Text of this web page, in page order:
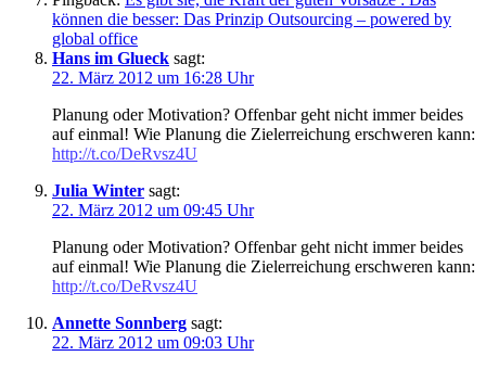
können die besser: Das Prinzip Outsourcing – powered by
global office
Hans im Glueck sagt:
22. März 2012 um 16:28 Uhr
Planung oder Motivation? Offenbar geht nicht immer beides
auf einmal! Wie Planung die Zielerreichung erschweren kann:
http://t.co/DeRvsz4U
Julia Winter sagt:
22. März 2012 um 09:45 Uhr
Planung oder Motivation? Offenbar geht nicht immer beides
auf einmal! Wie Planung die Zielerreichung erschweren kann:
http://t.co/DeRvsz4U
Annette Sonnberg sagt:
22. März 2012 um 09:03 Uhr